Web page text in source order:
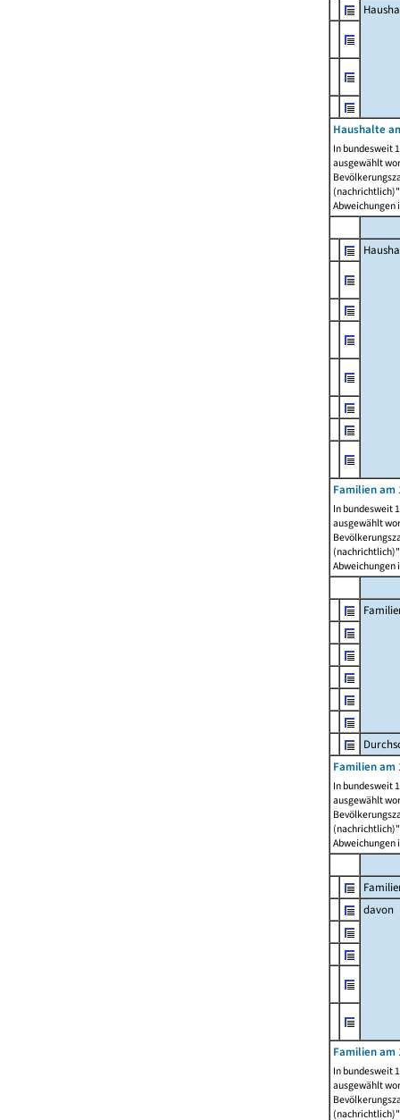
Haushalte
In bundesweit
ausgewählt
Abweichungen
Familien am
In bundesweit
ausgewählt
Abweichungen
Familien am
In bundesweit
ausgewählt
Abweichungen
davon
Familien am
In bundesweit
ausgewählt